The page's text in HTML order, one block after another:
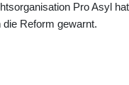
Pro Asyl
Reform gewarnt.